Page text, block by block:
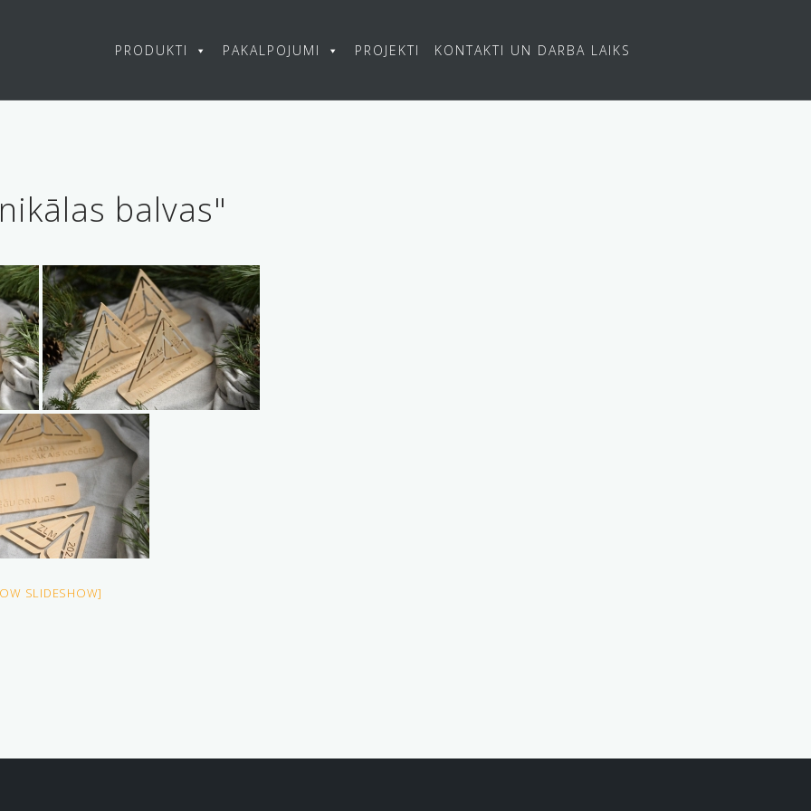
PRODUKTI PAKALPOJUMI PROJEKTI KONTAKTI UN DARBA LAIKS
balvas"
SLIDESHOW]